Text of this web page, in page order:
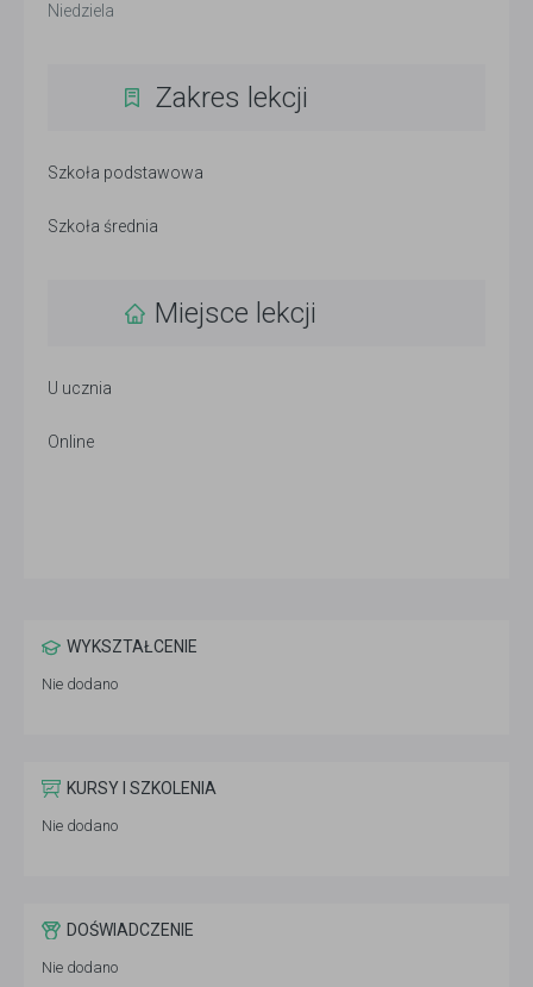
Niedziela
Zakres lekcji
Szkoła podstawowa
Szkoła średnia
Miejsce lekcji
U ucznia
Online
WYKSZTAŁCENIE
Nie dodano
KURSY I SZKOLENIA
Nie dodano
DOŚWIADCZENIE
Nie dodano